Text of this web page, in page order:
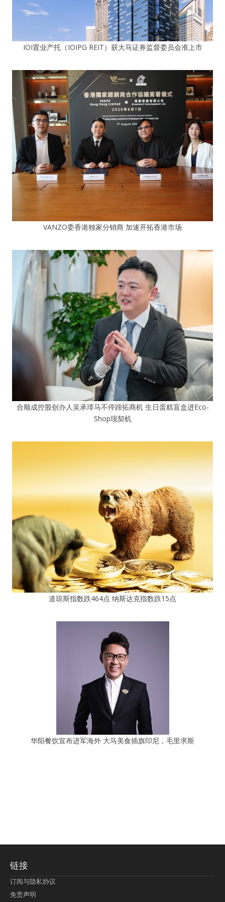
IOI置业产托（IOIPG REIT）获大马证券监督委员会准上市
VANZO委香港独家分销商 加速开拓香港市场
合顺成控股创办人吴承璋马不停蹄拓商机 生日蛋糕盲盒进Eco-
Shop现契机
道琼斯指数跌464点 纳斯达克指数跌15点
华阳餐饮宣布进军海外 大马美食插旗印尼，毛里求斯
链接
订阅与隐私协议
免责声明